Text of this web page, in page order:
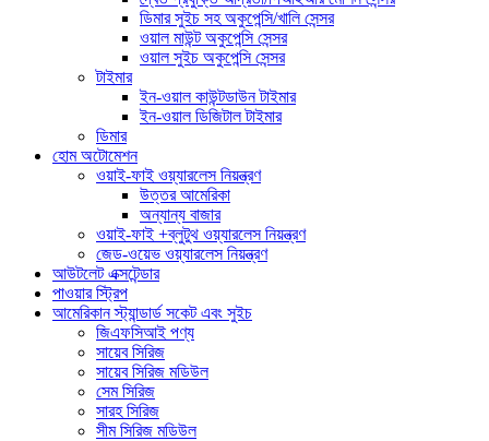
ডিমার সুইচ সহ অকুপেন্সি/খালি সেন্সর
ওয়াল মাউন্ট অকুপেন্সি সেন্সর
ওয়াল সুইচ অকুপেন্সি সেন্সর
টাইমার
ইন-ওয়াল কাউন্টডাউন টাইমার
ইন-ওয়াল ডিজিটাল টাইমার
ডিমার
হোম অটোমেশন
ওয়াই-ফাই ওয়্যারলেস নিয়ন্ত্রণ
উত্তর আমেরিকা
অন্যান্য বাজার
ওয়াই-ফাই +ব্লুটুথ ওয়্যারলেস নিয়ন্ত্রণ
জেড-ওয়েভ ওয়্যারলেস নিয়ন্ত্রণ
আউটলেট এক্সটেন্ডার
পাওয়ার স্ট্রিপ
আমেরিকান স্ট্যান্ডার্ড সকেট এবং সুইচ
জিএফসিআই পণ্য
সায়েব সিরিজ
সায়েব সিরিজ মডিউল
সেম সিরিজ
সারহ সিরিজ
সীম সিরিজ মডিউল